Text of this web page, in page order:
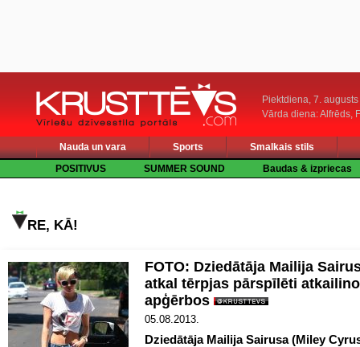
Piektdiena, 7. augusts
Vārda diena: Alfrēds,
Nauda un vara Sports
Smalkais stils
POSITIVUS
SUMMER SOUND Baudas & izpriecas
RE, KĀ!
FOTO: Dziedātāja Mailija
atkal tērpjas pārspīlēti
apģērbos
05.08.2013.
Dziedātāja Mailija Sairusa (Miley